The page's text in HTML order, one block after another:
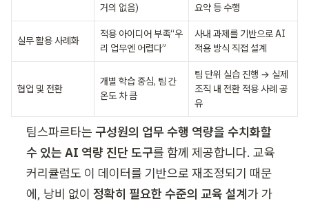
거의 없음)
요약 등 수행
실무 활용 사례화
적용 아이디어 부족“우
리 업무엔 어렵다”
사내 과제를 기반으로 AI
적용 방식 직접 설계
협업 및 전환
개별 학습 중심, 팀 간
온도 차 큼
팀 단위 실습 진행 → 실제
조직 내 전환 적용 사례 공
유
팀스파르타는 구성원의 업무 수행 역량을 수치화할
수 있는 AI 역량 진단 도구를 함께 제공합니다. 교육
커리큘럼도 이 데이터를 기반으로 재조정되기 때문
에, 낭비 없이 정확히 필요한 수준의 교육 설계가 가